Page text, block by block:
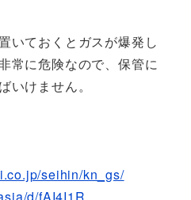
いておくとガスが爆発し
常に危険なので、保管に
いけません。
seihin/kn_gs/